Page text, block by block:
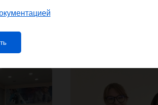
и «Эпидемиология». По
были награждены дипломами и
генетическая характеристика редкого
удостоена диплома III степени в секции
Витальевну и желаем дальнейших научных